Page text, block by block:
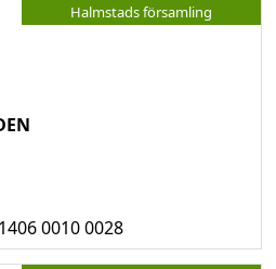
Halmstads församling
1406 0010 0028